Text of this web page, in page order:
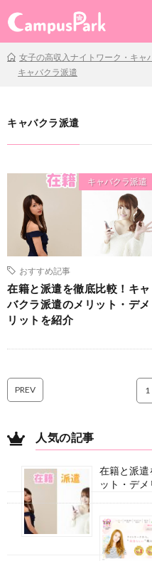
女子の高収入ナイトワーク・キャ
キャバクラ派遣
キャバクラ派遣
キャバクラ派遣
おすすめ記事
在籍と派遣を徹底比較！キャ
バクラ派遣のメリット・デメ
リットを紹介
PREV 1
人気の記事
在籍と派遣
ット・デ